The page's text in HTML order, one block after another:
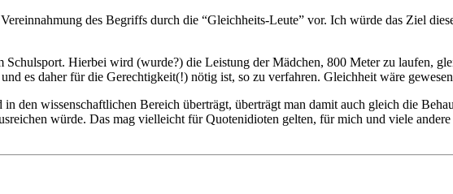
des Begriffs durch die “Gleichheits-Leute” vor. Ich würde das Ziel
Schulsport. Hierbei wird (wurde?) die Leistung der Mädchen, 800 Meter zu laufen,
es daher für die Gerechtigkeit(!) nötig ist, so zu verfahren. Gleichheit wäre
den wissenschaftlichen Bereich überträgt, überträgt man damit auch gleich die
würde. Das mag vielleicht für Quotenidioten gelten, für mich und viele